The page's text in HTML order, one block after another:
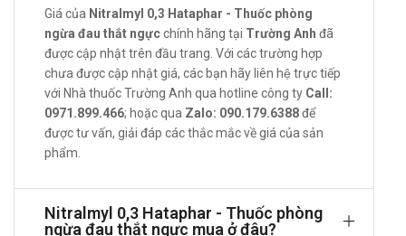
Tác dụng - Chỉ định của Nitralmyl 0,3
Phòng cơn đau thắt ngực.
Điều trị hỗ trợ trong bệnh suy tim trái nặng hay suy tim toàn
bộ.
Cách dùng – liều dùng của Nitralmyl 0,3
Hướng dẫn sử dụng:
Liều dùng:
Giá của Nitralmyl 0,3 Hataphar - Thuốc phòng
ngừa đau thắt ngựcchính hãng tại Trường Anh đã
được cập nhật trên đầu trang. Với các trường hợp
chưa được cập nhật giá, các bạn hãy liên hệ trực tiếp
với Nhà thuốc Trường Anh qua hotline công ty Call:
0971.899.466; hoặc qua Zalo: 090.179.6388để
được tư vấn, giải đáp các thắc mắc về giá của sản
phẩm.
Nitralmyl 0,3 Hataphar - Thuốc phòng
ngừa đau thắt ngực mua ở đâu?